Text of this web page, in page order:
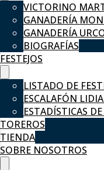
VICTORINO
GANADERÍA
GANADERÍA
BIOGRAFÍAS
FESTEJOS
LISTADO DE
ESCALAFÓN
ESTADÍSTICAS
TOREROS
TIENDA
SOBRE NOSOTROS